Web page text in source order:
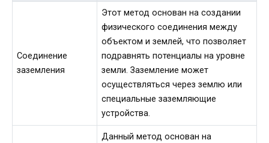
Соединение
заземления
Этот метод основан на создании
физического соединения между
объектом и землей, что позволяет
подравнять потенциалы на уровне
земли. Заземление может
осуществляться через землю или
специальные заземляющие
устройства.
Данный метод основан на